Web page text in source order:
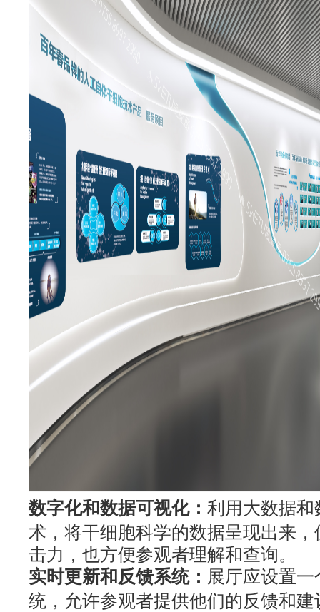
数字化和数据可视化： 利用大数据
术，将干细胞科学的数据呈现出来
击力，也方便参观者理解和查询。
实时更新和反馈系统： 展厅应设置
统，允许参观者提供他们的反馈和